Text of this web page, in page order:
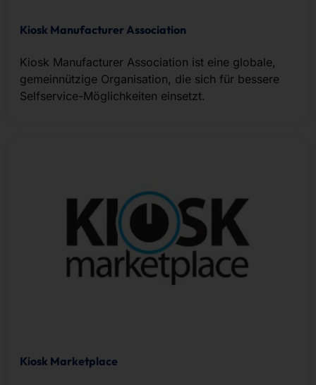
Kiosk Manufacturer Association
Kiosk Manufacturer Association ist eine globale,
gemeinnützige Organisation, die sich für bessere
Selfservice-Möglichkeiten einsetzt.
Kiosk Marketplace